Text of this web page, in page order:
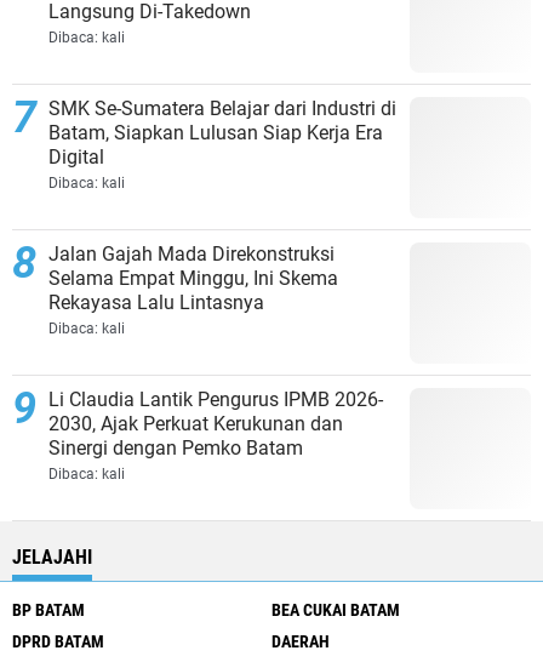
Langsung Di-Takedown
Dibaca: kali
SMK Se-Sumatera Belajar dari Industri di
Batam, Siapkan Lulusan Siap Kerja Era
Digital
Dibaca: kali
Jalan Gajah Mada Direkonstruksi
Selama Empat Minggu, Ini Skema
Rekayasa Lalu Lintasnya
Dibaca: kali
Li Claudia Lantik Pengurus IPMB 2026-
2030, Ajak Perkuat Kerukunan dan
Sinergi dengan Pemko Batam
Dibaca: kali
JELAJAHI
BP BATAM
BEA CUKAI BATAM
DPRD BATAM
DAERAH